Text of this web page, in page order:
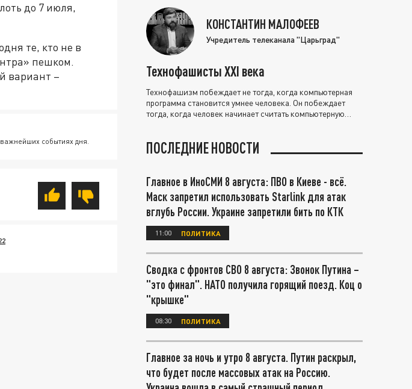
до 7 июля,
те, кто не в
пешком.
вариант –
событиях дня.
КОНСТАНТИН МАЛОФЕЕВ
Учредитель телеканала "Царьград"
Технофашисты XXI века
Технофашизм побеждает не тогда, когда компьютерная
программа становится умнее человека. Он побеждает
тогда, когда человек начинает считать компьютерную
ПОСЛЕДНИЕ НОВОСТИ
Главное в ИноСМИ 8 августа: ПВО в Киеве - всё.
Маск запретил использовать Starlink для атак
вглубь России. Украине запретили бить по КТК
11:00 ПОЛИТИКА
Сводка с фронтов СВО 8 августа: Звонок Путина –
"это финал". НАТО получила горящий поезд. Коц о
"крышке"
08:30 ПОЛИТИКА
Главное за ночь и утро 8 августа. Путин раскрыл,
что будет после массовых атак на Россию.